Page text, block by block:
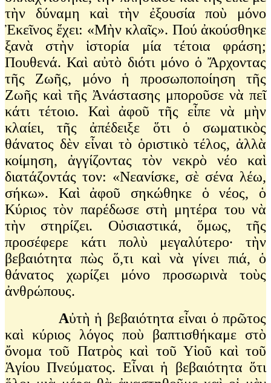
τὴν δύναμη καὶ τὴν ἐξουσία ποὺ μόνο
Ἐκεῖνος ἔχει: «Μὴν κλαῖς». Πού ἀκούσθηκε
ξανὰ στὴν ἱστορία μία τέτοια φράση;
Πουθενά. Καὶ αὐτὸ διότι μόνο ὁ Ἄρχοντας
τῆς Ζωῆς, μόνο ἡ προσωποποίηση τῆς
Ζωῆς καὶ τῆς Ἀνάστασης μποροῦσε νὰ πεῖ
κάτι τέτοιο. Καὶ ἀφοῦ τῆς εἶπε νὰ μὴν
κλαίει, τῆς ἀπέδειξε ὅτι ὁ σωματικὸς
θάνατος δὲν εἶναι τὸ ὁριστικὸ τέλος, ἀλλὰ
κοίμηση, ἀγγίζοντας τὸν νεκρὸ νέο καὶ
διατάζοντάς τον: «Νεανίσκε, σὲ σένα λέω,
σήκω». Καὶ ἀφοῦ σηκώθηκε ὁ νέος, ὁ
Κύριος τὸν παρέδωσε στὴ μητέρα του νὰ
τὴν στηρίζει. Οὐσιαστικά, ὅμως, τῆς
προσέφερε κάτι πολὺ μεγαλύτερο∙ τὴν
βεβαιότητα πὼς ὅ,τι καὶ νὰ γίνει πιά, ὁ
θάνατος χωρίζει μόνο προσωρινὰ τοὺς
ἀνθρώπους.
Αὐτὴ ἡ βεβαιότητα εἶναι ὁ πρῶτος
καὶ κύριος λόγος ποὺ βαπτισθήκαμε στὸ
ὄνομα τοῦ Πατρὸς καὶ τοῦ Υἱοῦ καὶ τοῦ
Ἁγίου Πνεύματος. Εἶναι ἡ βεβαιότητα ὅτι